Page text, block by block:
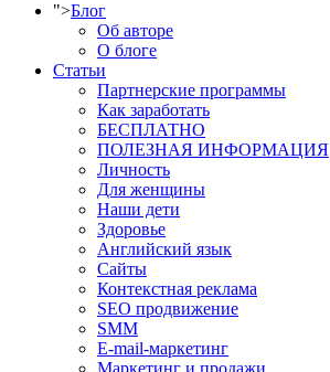
">Блог
Об авторе
О блоге
Статьи
Партнерские программы
Как заработать
БЕСПЛАТНО
ПОЛЕЗНАЯ ИНФОРМАЦИЯ
Личность
Для женщины
Наши дети
Здоровье
Английский язык
Сайты
Контекстная реклама
SEO продвижение
SMM
E-mail-маркетинг